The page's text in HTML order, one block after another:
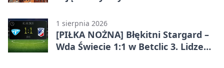
1 sierpnia 2026
[PIŁKA NOŻNA] Błękitni Stargard –
Wda Świecie 1:1 w Betclic 3. Lidze